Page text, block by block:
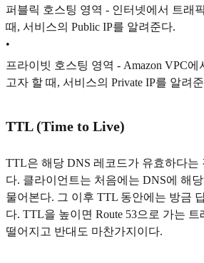
퍼블릭 호스팅 영역 - 인터넷에서 트래
때, 서비스의 Public IP를 알려준다.
•
프라이빗 호스팅 영역 - Amazon VPC
고자 할 때, 서비스의 Private IP를 알려
TTL (Time to Live)
TTL은 해당 DNS 레코드가 유효하다는
다. 클라이언트는 처음에는 DNS에 해당
물어본다. 그 이후 TTL 동안에는 방금
다. TTL을 높이면 Route 53으로 가는
떨어지고 반대도 마찬가지이다.